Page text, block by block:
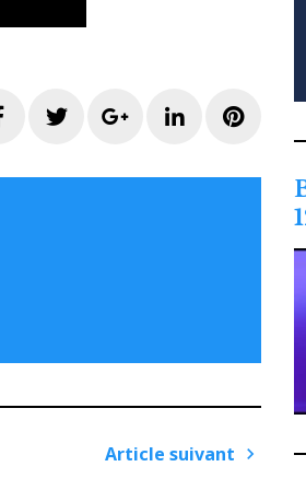
FacebookTwitterGoogle+LinkedIn
Article suivant